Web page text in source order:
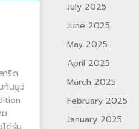
ารีด
กันยูวี
July 2025
June 2025
May 2025
April 2025
March 2025
February 2025
January 2025